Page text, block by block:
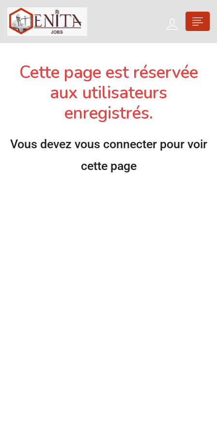
Cette page est réservée
aux utilisateurs
enregistrés.
Vous devez vous connecter pour voir
cette page